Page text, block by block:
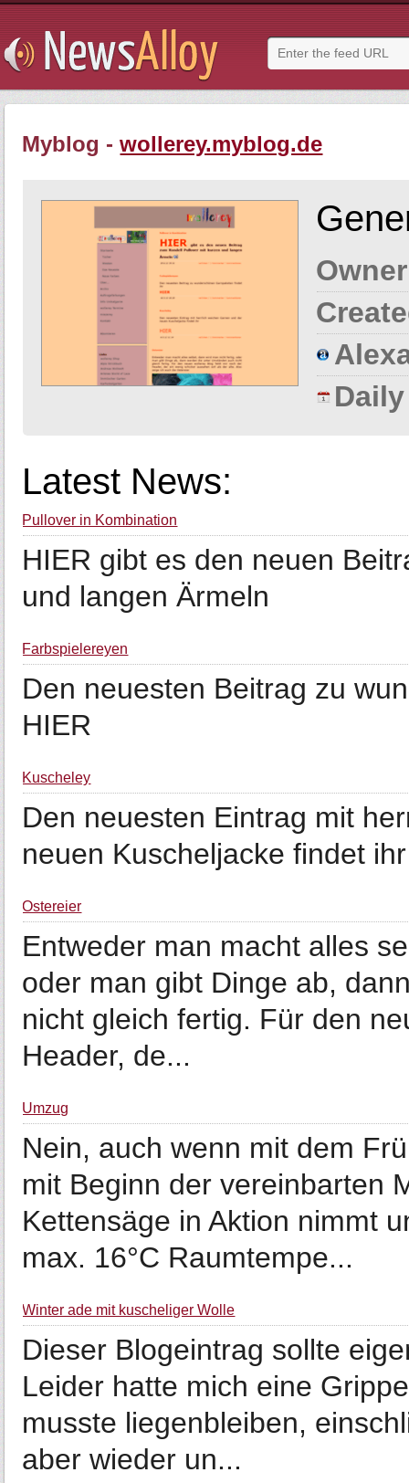
Myblog -wollerey.myblog.de
Latest News:
Pullover in Kombination
HIER gibt es den neuen
und langen Ärmeln
Farbspielereyen
Den neuesten Beitrag zu
HIER
Kuscheley
Den neuesten Eintrag mit
neuen Kuscheljacke findet
Ostereier
Entweder man macht alles
oder man gibt Dinge ab,
nicht gleich fertig. Für den
Header, de...
Umzug
Nein, auch wenn mit dem
mit Beginn der vereinbarten
Kettensäge in Aktion nimmt
max. 16°C Raumtempe...
Winter ade mit kuscheliger Wolle
Dieser Blogeintrag sollte
Leider hatte mich eine
musste liegenbleiben,
aber wieder un...